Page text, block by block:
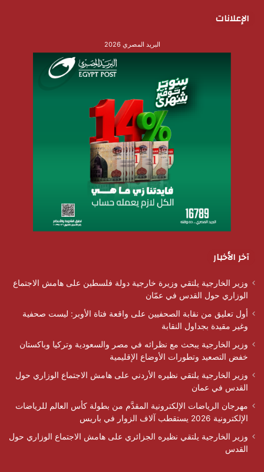
الإعلانات
البريد المصري 2026
آخر الأخبار
وزير الخارجية يلتقي وزيرة خارجية دولة فلسطين على هامش الاجتماع
الوزاري حول القدس في عمّان
أول تعليق من نقابة الصحفيين على واقعة فتاة الأوبر: ليست صحفية
وغير مقيدة بجداول النقابة
وزير الخارجية يبحث مع نظرائه في مصر والسعودية وتركيا وباكستان
خفض التصعيد وتطورات الأوضاع الإقليمية
وزير الخارجية يلتقي نظيره الأردني على هامش الاجتماع الوزاري حول
القدس في عمان
مهرجان الرياضات الإلكترونية المقدَّم من بطولة كأس العالم للرياضات
الإلكترونية 2026 يستقطب آلاف الزوار في باريس
وزير الخارجية يلتقي نظيره الجزائري على هامش الاجتماع الوزاري حول
القدس